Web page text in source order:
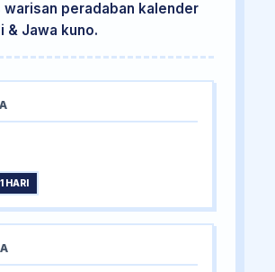
peradaban kalender
& Jawa kuno.
HARI